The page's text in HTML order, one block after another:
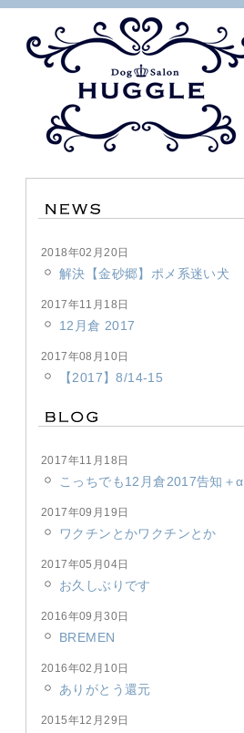
2018年02月20日
解決【金砂郷】ポメ系迷い犬
2017年11月18日
12月倉 2017
2017年08月10日
【2017】8/14-15
2017年11月18日
こっちでも12月倉2017告知＋α
2017年09月19日
ワクチンとかワクチンとか
2017年05月04日
お久しぶりです
2016年09月30日
BREMEN
2016年02月10日
ありがとう還元
2015年12月29日